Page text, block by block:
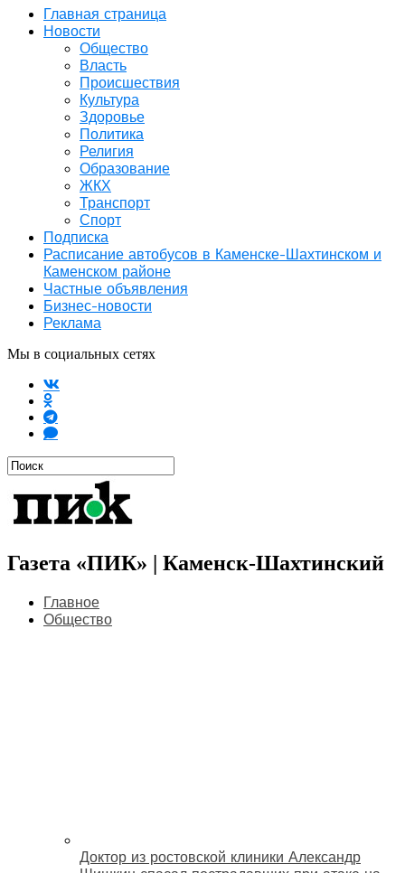
Главная страница
Новости
Общество
Власть
Происшествия
Культура
Здоровье
Политика
Религия
Образование
ЖКХ
Транспорт
Спорт
Подписка
Расписание автобусов в Каменске-Шахтинском и
Каменском районе
Частные объявления
Бизнес-новости
Реклама
Мы в социальных сетях
Газета «ПИК» | Каменск-Шахтинский
Главное
Общество
Доктор из ростовской клиники Александр